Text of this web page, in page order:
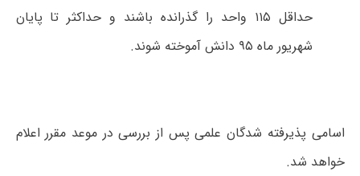
حداقل ۱۱۵ واحد را گذرانده باشند و حداکثر تا پایان
شهریور ماه ۹۵ دانش آموخته شوند.
اسامی پذیرفته شدگان علمی پس از بررسی در موعد مقرر اعلام
خواهد شد.